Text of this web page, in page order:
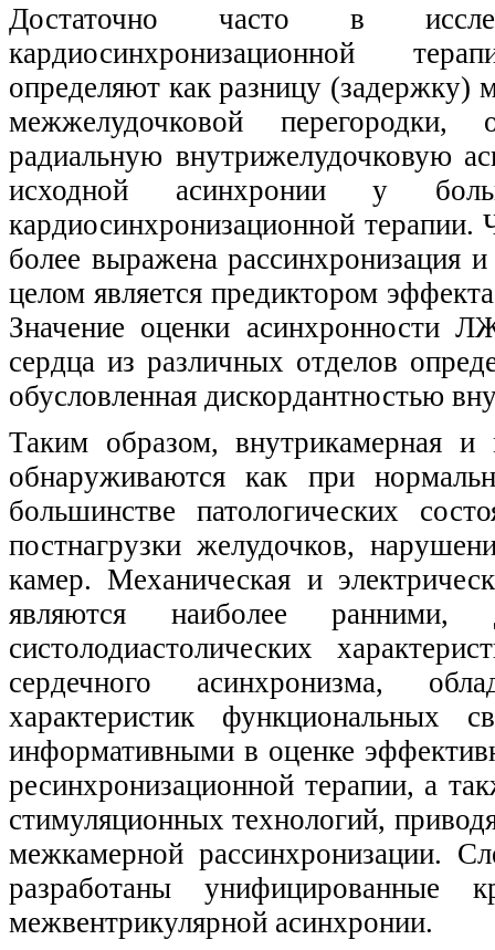
Достаточно часто в
кардиосинхронизационной
определяют как разницу
межжелудочковой
радиальную внутрижелудочковую
исходной асинхронии у
кардиосинхронизационной терапии.
более выражена рассинхронизация
целом является предиктором
Значение оценки асинхронности
сердца из различных отделов
обусловленная дискордантностью
Таким образом, внутрикамерная и
обнаруживаются как при
большинстве патологических
постнагрузки желудочков,
камер. Механическая и
являются наиболее ранними,
систолодиастолических
сердечного асинхронизма,
характеристик функциональных
информативными в оценке
ресинхронизационной терапии, а
стимуляционных технологий,
межкамерной рассинхронизации.
разработаны унифицированные
межвентрикулярной асинхронии.